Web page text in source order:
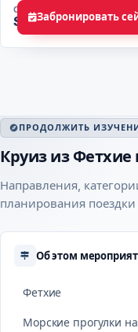
ОТ
$ 172Забронировать
ПРОДОЛЖИТЬ
Круиз из
Направления,
планирования
Об этом
Фетхие
Морские прогулки